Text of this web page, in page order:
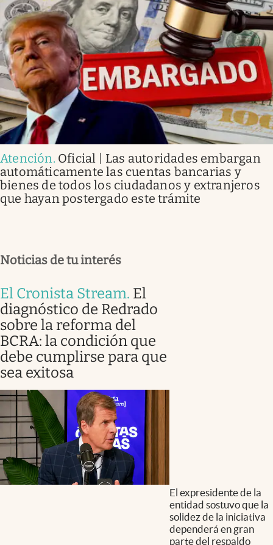
Atención. Oficial | Las autoridades embargan
automáticamente las cuentas bancarias y
bienes de todos los ciudadanos y extranjeros
que hayan postergado este trámite
Noticias de tu interés
El Cronista Stream. El
diagnóstico de Redrado
sobre la reforma del
BCRA: la condición que
debe cumplirse para que
sea exitosa
El expresidente de la
entidad sostuvo que la
solidez de la iniciativa
dependerá en gran
parte del respaldo